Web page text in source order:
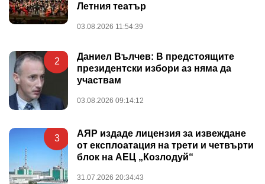
Летния театър
03.08.2026 11:54:39
2
Даниел Вълчев: В предстоящите
президентски избори аз няма да
участвам
03.08.2026 09:14:12
3
АЯР издаде лицензия за извеждане
от експлоатация на трети и четвърти
блок на АЕЦ „Козлодуй“
31.07.2026 20:34:43